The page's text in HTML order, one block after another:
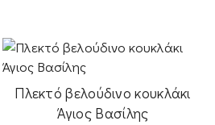
Πλεκτό βελούδινο κουκλάκι
Άγιος Βασίλης